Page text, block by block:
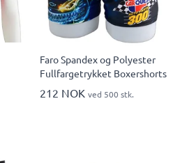
Faro Spandex og Polyester
Fullfargetrykket Boxershorts
212 NOK ved 500 stk.